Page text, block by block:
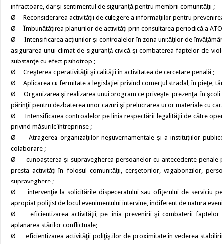
infractoare, dar şi sentimentul de siguranţă pentru membrii comunităţii ;
Ø Reconsiderarea activităţii de culegere a informaţiilor pentru
Ø Îmbunătăţirea planurilor de activităţi prin consultarea periodică a
Ø Intensificarea acţiunilor şi controalelor în zona unităţilor de
asigurarea unui climat de siguranţă civică şi combaterea faptelor de
substanţe cu efect psihotrop ;
Ø Creşterea operativităţii şi calităţii în activitatea de cercetare penală ;
Ø Aplicarea cu fermitate a legislaţiei privind comerţul stradal, în pieţe,
Ø Organizarea şi realizarea unui program ce priveşte prezenţa în şcoli
părinţii pentru dezbaterea unor cazuri şi prelucrarea unor materiale cu
Ø Intensificarea controalelor pe linia respectării legalităţii de către
privind măsurile întreprinse ;
Ø Atragerea organizaţiilor neguvernamentale şi a instituţiilor
colaborare ;
Ø cunoaşterea şi supravegherea persoanelor cu antecedente penale
presta activităţi în folosul comunităţii, cerşetorilor, vagabonzilor,
supraveghere ;
Ø intervenţie la solicitările dispeceratului sau ofiţerului de serviciu
apropiat poliţist de locul evenimentului intervine, indiferent de natura
Ø eficientizarea activităţii, pe linia prevenirii şi combaterii faptelor
aplanarea stărilor conflictuale;
Ø eficientizarea activităţii poliţiştilor de proximitate în vederea